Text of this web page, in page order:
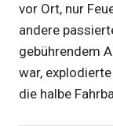
vor Ort, nur
andere
gebührendem
war,
die halbe